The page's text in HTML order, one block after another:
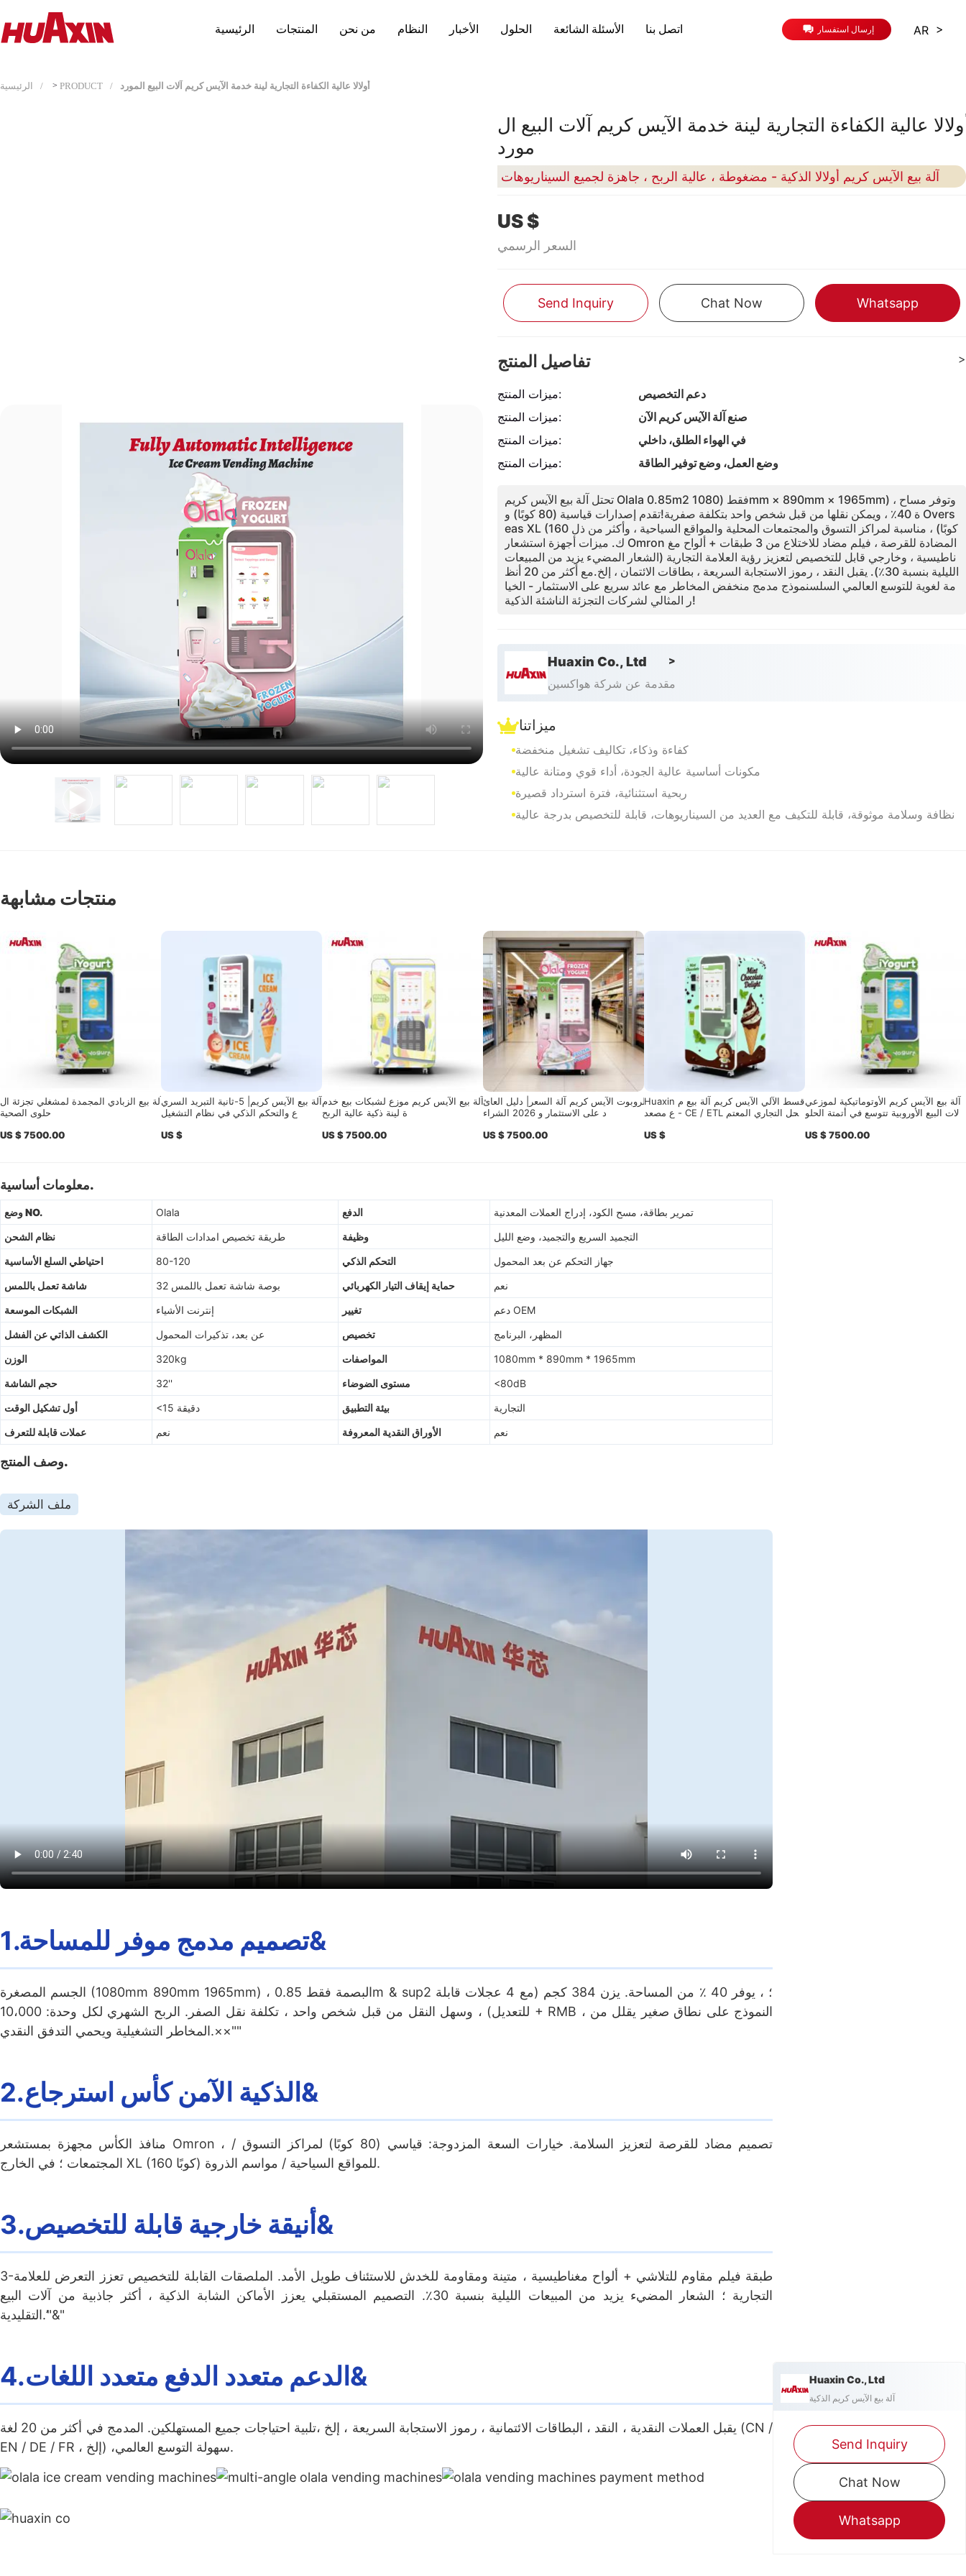
الرئيسية المنتجات من نحن النظام الأخبار الحلول الأسئلة الشائعة اتصل بنا إرسال استفسار AR >
الرئيسية > PRODUCT أولالا عالية الكفاءة التجارية لينة خدمة الآيس كريم آلات البيع المورد
عالية الكفاءة التجارية لينة خدمة الآيس كريم آلات البيع ال
مورد
آلة بيع الآيس كريم أولالا الذكية - مضغوطة ، عالية الربح ، جاهزة لجميع السيناريوهات
US $
السعر الرسمي
Send Inquiry Chat Now Whatsapp
تفاصيل المنتج >
ميزات المنتج:
دعم التخصيص
ميزات المنتج:
صنع آلة الآيس كريم الآن
ميزات المنتج:
في الهواء الطلق، داخلي
ميزات المنتج:
وضع العمل، وضع توفير الطاقة
تحتل آلة بيع الآيس كريم Olala 0.85m2 فقط (1080mm × 890mm × 1965mm) ، وتوفر مساح
ة 40٪ ، ويمكن نقلها من قبل شخص واحد بتكلفة صفرية!تقدم إصدارات قياسية (80 كوبًا) و Overs
eas XL (160 كوبًا) ، مناسبة لمراكز التسوق والمجتمعات المحلية والمواقع السياحية ، وأكثر من ذل
ك. ميزات أجهزة استشعار Omron المضادة للقرصة ، فيلم مضاد للاختلاع من 3 طبقات + ألواح مغ
ناطيسية ، وخارجي قابل للتخصيص لتعزيز رؤية العلامة التجارية (الشعار المضيء يزيد من المبيعات
الليلية بنسبة 30٪). يقبل النقد ، رموز الاستجابة السريعة ، بطاقات الائتمان ، إلخ.مع أكثر من 20 أنظ
مة لغوية للتوسع العالمي السلسنموذج مدمج منخفض المخاطر مع عائد سريع على الاستثمار - الخيا
ر المثالي لشركات التجزئة الناشئة الذكية!
Huaxin Co., Ltd >
مقدمة عن شركة هواكسين
ميزاتنا
كفاءة وذكاء، تكاليف تشغيل منخفضة
مكونات أساسية عالية الجودة، أداء قوي ومتانة عالية
ربحية استثنائية، فترة استرداد قصيرة
نظافة وسلامة موثوقة، قابلة للتكيف مع العديد من السيناريوهات، قابلة للتخصيص بدرجة عالية
منتجات مشابهة
آلة بيع الزبادي المجمدة لمشغلي تجزئة ال
حلوى الصحية
US $ 7500.00
آلة بيع الآيس كريم| 5-ثانية التبريد السري
ع والتحكم الذكي في نظام التشغيل
US $
آلة بيع الآيس كريم موزع لشبكات بيع خدم
ة لينة ذكية عالية الربح
US $ 7500.00
الروبوت الآيس كريم آلة السعر| دليل العائ
د على الاستثمار و 2026 الشراء
US $ 7500.00
Huaxin قسط الآلي الآيس كريم آلة بيع م
ع مصعد - CE / ETL الحل التجاري المعتم
US $
آلة بيع الآيس كريم الأوتوماتيكية لموزعي
آلات البيع الأوروبية تتوسع في أتمتة الحلو
US $ 7500.00
معلومات أساسية.
وضع NO. Olala الدفع
تمرير بطاقة، مسح الكود، إدراج العملات المعدنية
نظام الشحن
طريقة تخصيص امدادات الطاقة وظيفة
التجميد السريع والتجميد، وضع الليل
احتياطي السلع الأساسية
80-120 التحكم الذكي
جهاز التحكم عن بعد المحمول
شاشة تعمل باللمس
32 بوصة شاشة تعمل باللمس حماية إيقاف التيار الكهربائي
نعم
الشبكات الموسعة
إنترنت الأشياء تغيير
دعم OEM
الكشف الذاتي عن الفشل
عن بعد، تذكيرات المحمول تخصيص
المظهر، البرنامج
الوزن
320kg المواصفات
1080mm * 890mm * 1965mm
حجم الشاشة
32'' مستوى الضوضاء
<80dB
أول تشكيل الوقت
<15 دقيقة بيئة التطبيق
التجارية
عملات قابلة للتعرف
نعم الأوراق النقدية المعروفة نعم
وصف المنتج.
ملف الشركة
1.تصميم مدمج موفر للمساحة&
الجسم المصغرة (1080mm 890mm 1965mm) ، البصمة فقط 0.85m & sup2 ؛ ، يوفر 40 ٪ من المساحة. يزن 384 كجم (مع 4 عجلات قابلة
للتعديل) ، وسهل النقل من قبل شخص واحد ، تكلفة نقل الصفر. الربح الشهري لكل وحدة: 10،000 + RMB ، النموذج على نطاق صغير يقلل من
المخاطر التشغيلية ويحمي التدفق النقدي.××""
2.الذكية الآمن كأس استرجاع&
منافذ الكأس مجهزة بمستشعر Omron ، تصميم مضاد للقرصة لتعزيز السلامة. خيارات السعة المزدوجة: قياسي (80 كوبًا) لمراكز التسوق /
المجتمعات ؛ في الخارج XL (160 كوبًا) للمواقع السياحية / مواسم الذروة.
3.أنيقة خارجية قابلة للتخصيص&
3-طبقة فيلم مقاوم للتلاشي + ألواح مغناطيسية ، متينة ومقاومة للخدش للاستئناف طويل الأمد. الملصقات القابلة للتخصيص تعزز التعرض للعلامة
التجارية ؛ الشعار المضيء يزيد من المبيعات الليلية بنسبة 30٪. التصميم المستقبلي يعزز الأماكن الشابة الذكية ، أكثر جاذبية من آلات البيع
التقليدية.’"&"
4.الدعم متعدد الدفع متعدد اللغات&
يقبل العملات النقدية ، النقد ، البطاقات الائتمانية ، رموز الاستجابة السريعة ، إلخ ،تلبية احتياجات جميع المستهلكين. المدمج في أكثر من 20 لغة (CN /
EN / DE / FR ، إلخ) ،سهولة التوسع العالمي.
Huaxin Co., Ltd
آلة بيع الآيس كريم الذكية
Send Inquiry
Chat Now
Whatsapp